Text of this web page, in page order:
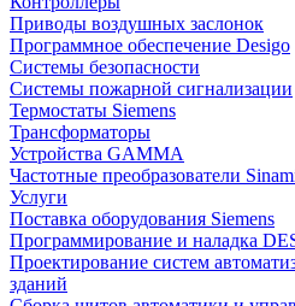
Приводы воздушных заслонок
Программное обеспечение Desigo
Системы безопасности
Системы пожарной сигнализации
Термостаты Siemens
Трансформаторы
Устройства GAMMA
Частотные преобразователи
Услуги
Поставка оборудования Siemens
Программирование и наладка
Проектирование систем
зданий